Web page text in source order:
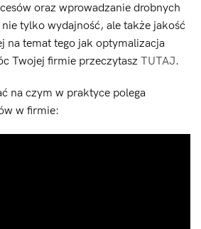
oraz wprowadzanie drobnych
tylko wydajność, ale także jakość
na temat tego jak optymalizacja
Twojej firmie przeczytasz TUTAJ.
na czym w praktyce polega
w firmie: